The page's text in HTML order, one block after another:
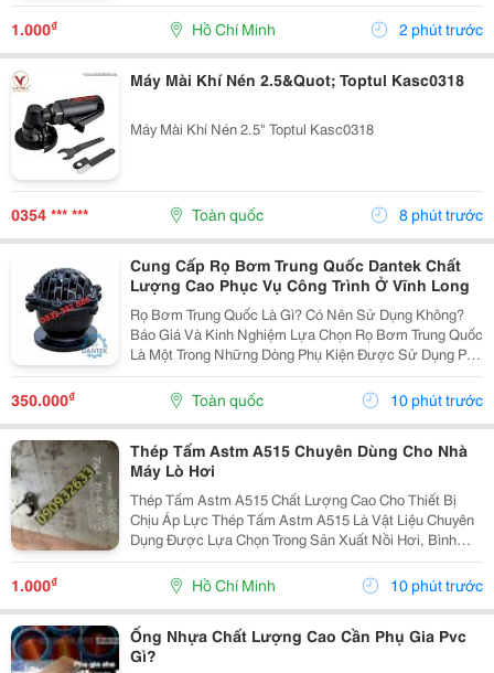
Việc Ở Nhiệt Độ Cao. Với Khả Năng Chịu Áp Lực Tốt,
1.000₫ Hồ Chí Minh 2 phút trước
Máy Mài Khí Nén 2.5&Quot; Toptul Kasc0318
Máy Mài Khí Nén 2.5" Toptul Kasc0318
0354 *** *** Toàn quốc 8 phút trước
Cung Cấp Rọ Bơm Trung Quốc Dantek Chất
Lượng Cao Phục Vụ Công Trình Ở Vĩnh Long
Rọ Bơm Trung Quốc Là Gì? Có Nên Sử Dụng Không?
Báo Giá Và Kinh Nghiệm Lựa Chọn Rọ Bơm Trung Quốc
Là Một Trong Những Dòng Phụ Kiện Được Sử Dụng Phổ
Biến Trong Hệ Thống Bơm Nước Công Nghiệp, Cấp
Thoát Nước, Phòng Cháy Chữa Cháy, Xử Lý Nước Và
350.000₫ Toàn quốc 10 phút trước
Thép Tấm Astm A515 Chuyên Dùng Cho Nhà
Máy Lò Hơi
Thép Tấm Astm A515 Chất Lượng Cao Cho Thiết Bị
Chịu Áp Lực Thép Tấm Astm A515 Là Vật Liệu Chuyên
Dụng Được Lựa Chọn Trong Sản Xuất Nồi Hơi, Bình
Chịu Áp, Bồn Chứa Công Nghiệp Và Các Thiết Bị Làm
Việc Ở Nhiệt Độ Cao. Với Khả Năng Chịu Áp Lực Tốt,
1.000₫ Hồ Chí Minh 10 phút trước
Ống Nhựa Chất Lượng Cao Cần Phụ Gia Pvc
Gì?